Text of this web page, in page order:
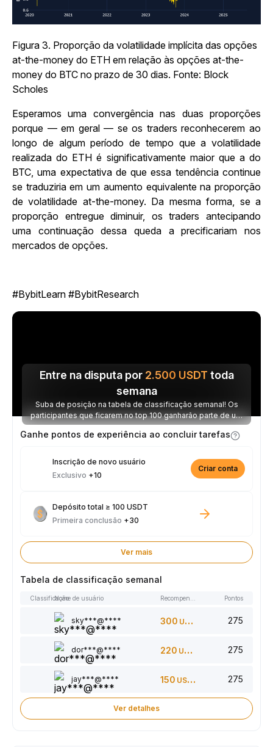
Figura 3. Proporção da volatilidade implícita das opções
at-the-money do ETH em relação às opções at-the-
money do BTC no prazo de 30 dias. Fonte: Block
Scholes
Esperamos uma convergência nas duas proporções
porque — em geral — se os traders reconhecerem ao
longo de algum período de tempo que a volatilidade
realizada do ETH é significativamente maior que a do
BTC, uma expectativa de que essa tendência continue
se traduziria em um aumento equivalente na proporção
de volatilidade at-the-money. Da mesma forma, se a
proporção entregue diminuir, os traders antecipando
uma continuação dessa queda a precificariam nos
mercados de opções.
#BybitLearn #BybitResearch
Entre na disputa por 2.500 USDT toda
semana
Suba de posição na tabela de classificação semanal! Os
participantes que ficarem no top 100 ganharão parte de um
prêmio de 2.500 USDT toda semana.
Ganhe pontos de experiência ao concluir tarefas
Inscrição de novo usuário
Exclusivo +10
Criar conta
Depósito total ≥ 100 USDT
Primeira conclusão +30
Ver mais
Tabela de classificação semanal
ClassificaçãoNome de usuário Pontos
sky***@**** 300 USDT 275
dor***@**** 220 USDT 275
jay***@**** 150 USDT 275
Ver detalhes